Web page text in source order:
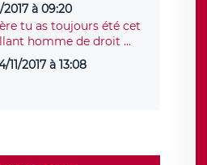
2017 à 09:20
tu as toujours été cet
homme de droit ...
2017 à 13:08